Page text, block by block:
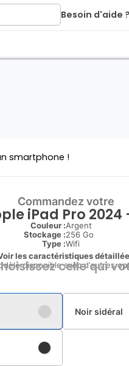
Besoin d'aide ?
smartphone !
Commandez votre
iPad Pro 2024
Couleur :Argent
Stockage :256 Go
Type :Wifi
les caractéristiques
disponible avec d'autres
celle qui
Noir sidéral